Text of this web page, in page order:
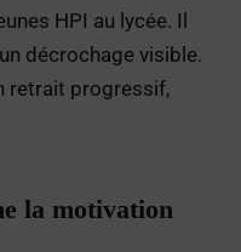
HPI au lycée. Il
décrochage visible.
retrait progressif,
la motivation